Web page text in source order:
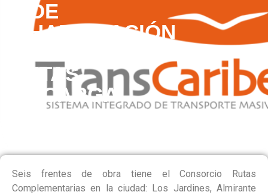
DE
REHABILITACIÓN
RUTAS
PRECARGA
COMPLEMENTARIAS
Seis frentes de obra tiene el Consorcio Rutas
Complementarias en la ciudad: Los Jardines, Almirante